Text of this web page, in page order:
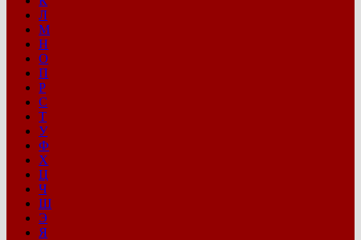
Л
М
Н
О
П
Р
С
Т
У
Ф
Х
Ц
Ч
Ш
Э
Я